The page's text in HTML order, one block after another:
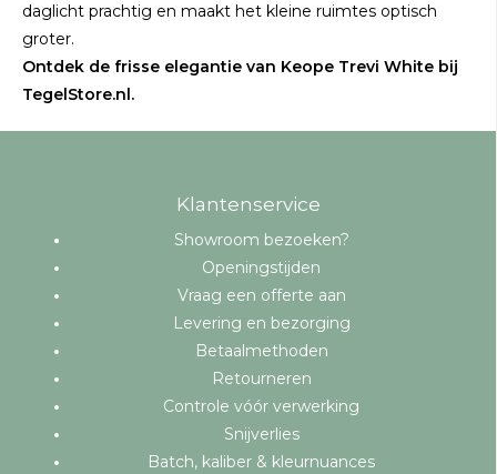
daglicht prachtig en maakt het kleine ruimtes optisch
groter.
Ontdek de frisse elegantie van Keope Trevi White bij
TegelStore.nl.
Klantenservice
Showroom bezoeken?
Openingstijden
Vraag een offerte aan
Levering en bezorging
Betaalmethoden
Retourneren
Controle vóór verwerking
Snijverlies
Batch, kaliber & kleurnuances